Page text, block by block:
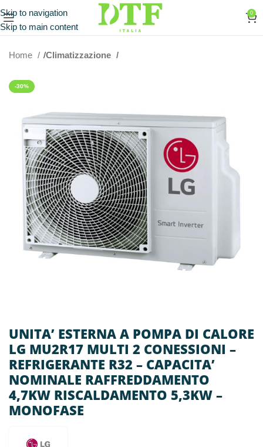
Skip to navigation
Skip to main content
0
Home Climatizzazione
-30%
UNITA’ ESTERNA A POMPA DI CALORE
LG MU2R17 MULTI 2 CONESSIONI –
REFRIGERANTE R32 – CAPACITA’
NOMINALE RAFFREDDAMENTO
4,7KW RISCALDAMENTO 5,3KW –
MONOFASE